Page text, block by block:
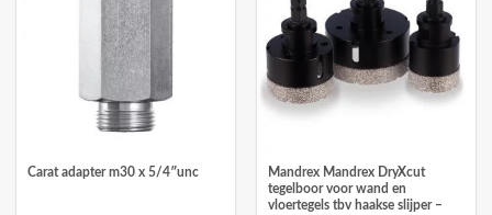
Carat adapter m30 x 5/4″unc
Mandrex Mandrex DryXcut
tegelboor voor wand en
vloertegels tbv haakse slijper –